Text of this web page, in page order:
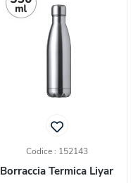
Codice : 152143
Borraccia Termica Liyar